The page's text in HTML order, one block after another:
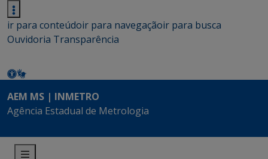
ir para conteúdoir para navegaçãoir para busca
Ouvidoria Transparência
AEM MS | INMETRO
Agência Estadual de Metrologia